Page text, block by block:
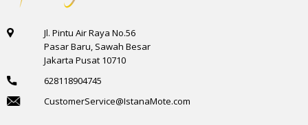
Jl. Pintu Air Raya No.56
Pasar Baru, Sawah Besar
Jakarta Pusat 10710
628118904745
CustomerService@IstanaMote.com